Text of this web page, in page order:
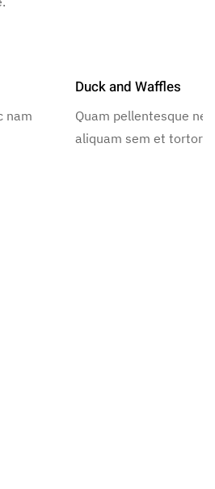
nam
Duck and Waffles
Quam pellentesque
aliquam sem et tortor.